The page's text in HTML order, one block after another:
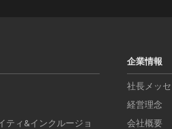
ティ&インクルージョ
企業情報
社長メッ
経営理念
会社概要